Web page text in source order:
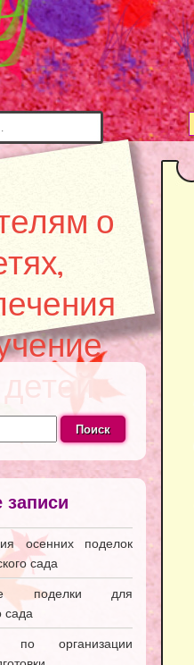
о
записи
осенних поделок
сада
поделки для
сада
по организации